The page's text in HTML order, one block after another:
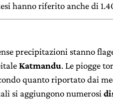
hanno riferito anche di
precipitazioni stanno
Katmandu. Le piogge
quanto riportato dai
si aggiungono numerosi